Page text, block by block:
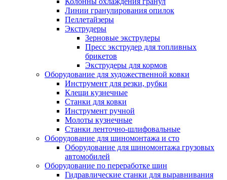
Линии гранулирования опилок
Пеллетайзеры
Экструдеры
Зерновые экструдеры
Пресс экструдер для топливных
брикетов
Экструдеры для кормов
Оборудование для художественной ковки
Инструмент для резки, рубки
Клещи кузнечные
Станки для ковки
Инструмент ручной
Молоты кузнечные
Станки ленточно-шлифовальные
Оборудование для шиномонтажа и сто
Оборудование для шиномонтажа грузовых
автомобилей
Оборудование по переработке шин
Гидравлические станки для выравнивания